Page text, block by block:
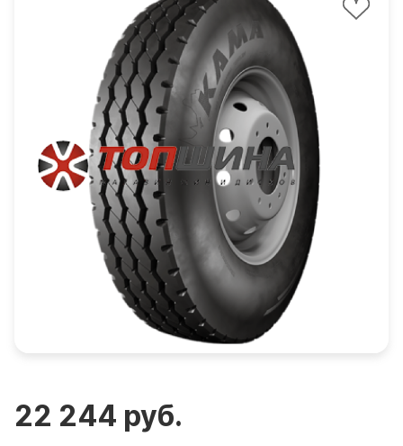
22 244 руб.